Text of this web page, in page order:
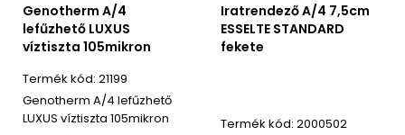
Genotherm A/4
lefűzhető LUXUS
víztiszta 105mikron
21199
Genotherm A/4 lefűzhető
LUXUS víztiszta 105mikron
Iratrendező A/4 7,5cm
ESSELTE STANDARD
fekete
2000502